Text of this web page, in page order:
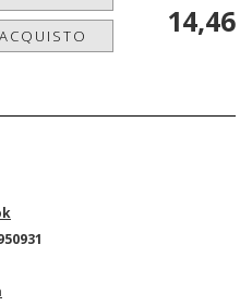
14,46